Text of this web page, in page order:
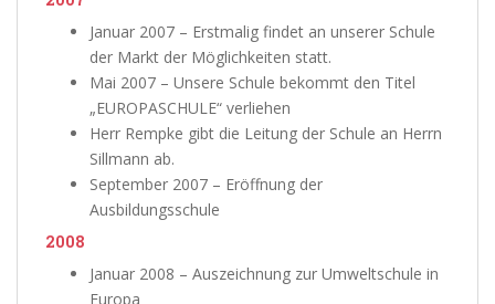
Januar 2007 – Erstmalig findet an unserer Schule
der Markt der Möglichkeiten statt.
Mai 2007 – Unsere Schule bekommt den Titel
„EUROPASCHULE“ verliehen
Herr Rempke gibt die Leitung der Schule an Herrn
Sillmann ab.
September 2007 – Eröffnung der
Ausbildungsschule
2008
Januar 2008 – Auszeichnung zur Umweltschule in
Europa